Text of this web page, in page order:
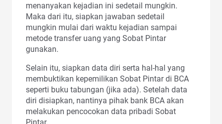
menanyakan kejadian ini sedetail mungkin.
Maka dari itu, siapkan jawaban sedetail
mungkin mulai dari waktu kejadian sampai
metode transfer uang yang Sobat Pintar
gunakan.
Selain itu, siapkan data diri serta hal-hal yang
membuktikan kepemilikan Sobat Pintar di BCA
seperti buku tabungan (jika ada). Setelah data
diri disiapkan, nantinya pihak bank BCA akan
melakukan pencocokan data pribadi Sobat
Pintar.